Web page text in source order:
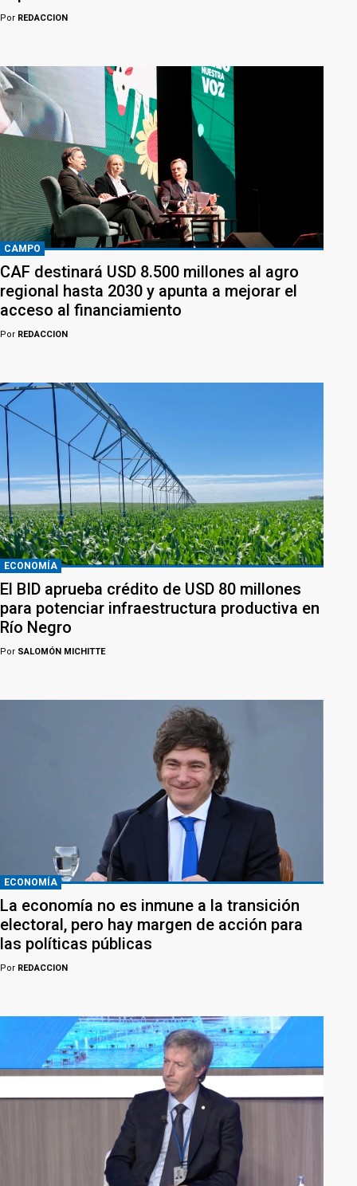
Por REDACCION
CAMPO
CAF destinará USD 8.500 millones al agro
regional hasta 2030 y apunta a mejorar el
acceso al financiamiento
Por REDACCION
ECONOMÍA
El BID aprueba crédito de USD 80 millones
para potenciar infraestructura productiva en
Río Negro
Por SALOMÓN MICHITTE
ECONOMÍA
La economía no es inmune a la transición
electoral, pero hay margen de acción para
las políticas públicas
Por REDACCION